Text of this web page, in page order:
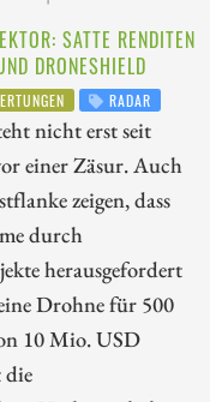
SATTE RENDITEN
DRONESHIELD
RADAR
nicht erst seit
einer Zäsur. Auch
zeigen, dass
durch
herausgefordert
Drohne für 500
10 Mio. USD
die